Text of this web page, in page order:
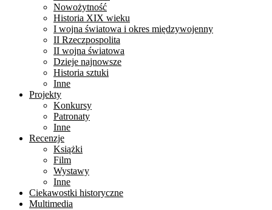
Nowożytność
Historia XIX wieku
I wojna światowa i okres międzywojenny
II Rzeczpospolita
II wojna światowa
Dzieje najnowsze
Historia sztuki
Inne
Projekty
Konkursy
Patronaty
Inne
Recenzje
Książki
Film
Wystawy
Inne
Ciekawostki historyczne
Multimedia